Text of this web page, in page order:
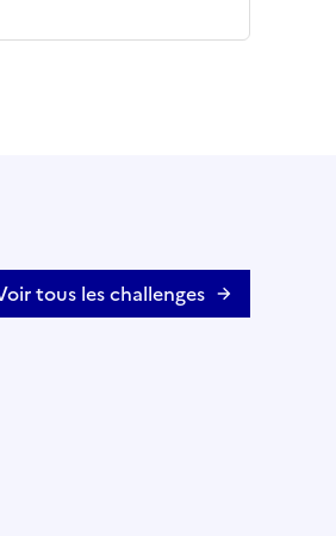
tous les challenges